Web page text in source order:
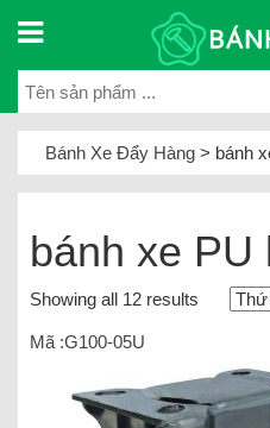
Bánh Xe Đẩy Hàng > bánh
bánh xe PU
Showing all 12 results
Mã :G100-05U